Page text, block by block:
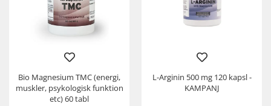
Bio Magnesium TMC (energi,
muskler, psykologisk funktion
etc) 60 tabl
L-Arginin 500 mg 120 kapsl -
KAMPANJ